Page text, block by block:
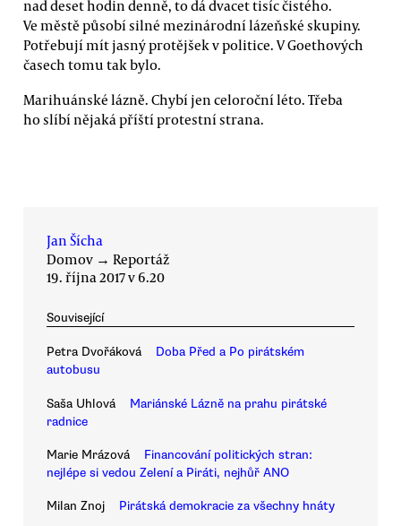
nad deset hodin denně, to dá dvacet tisíc čistého.
Ve městě působí silné mezinárodní lázeňské skupiny.
Potřebují mít jasný protějšek v politice. V Goethových
časech tomu tak bylo.
Marihuánské lázně. Chybí jen celoroční léto. Třeba
ho slíbí nějaká příští protestní strana.
Jan Šícha
Domov → Reportáž
19. října 2017 v 6.20
Související
Petra Dvořáková
Doba Před a Po pirátském
autobusu
Saša Uhlová
Mariánské Lázně na prahu pirátské
radnice
Marie Mrázová
Financování politických stran:
nejlépe si vedou Zelení a Piráti, nejhůř ANO
Milan Znoj Pirátská demokracie za všechny hnáty